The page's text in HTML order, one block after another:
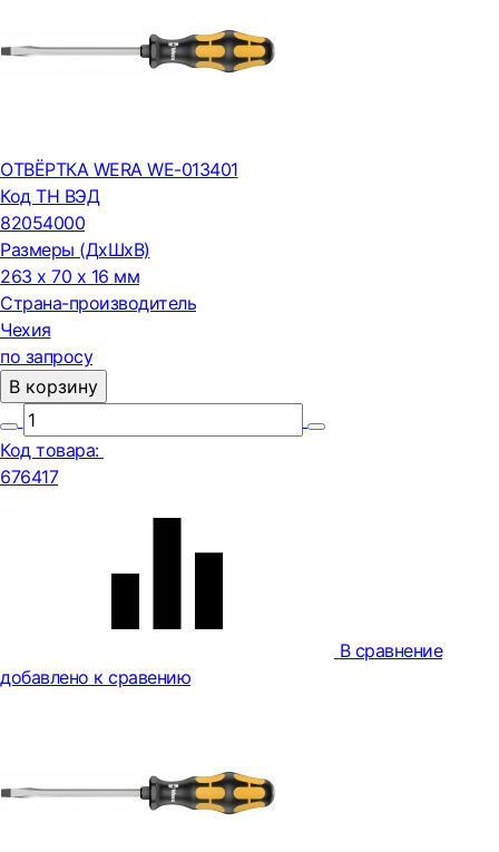
ОТВЁРТКА WERA WE-013401
Код ТН ВЭД
82054000
Размеры (ДxШxВ)
263 x 70 x 16 мм
Страна-производитель
Чехия
по запросу
В корзину
Код товара:
676417
В сравнение
добавлено к сравению